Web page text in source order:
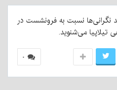
نگرانی‌ها نسبت به فرونشست در
تیلاپیا می‌شنوید.
۰